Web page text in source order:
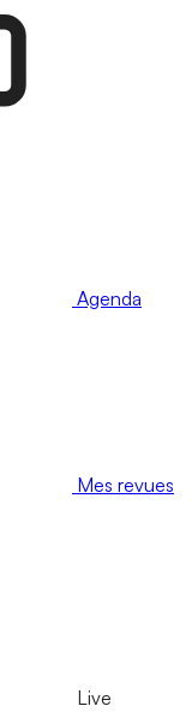
Agenda
Mes revues
Live